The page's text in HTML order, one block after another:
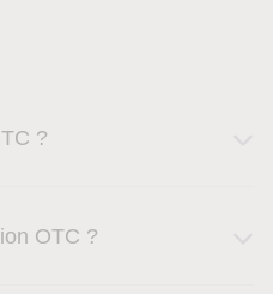
?
OTC ?